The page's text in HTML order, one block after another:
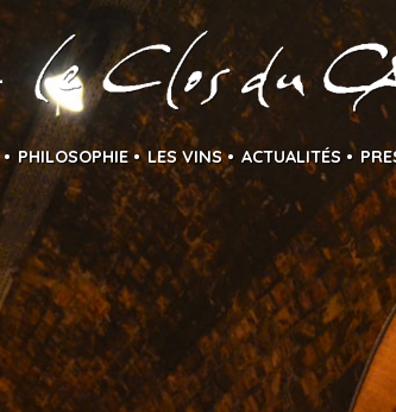
PHILOSOPHIE LES VINS ACTUALITÉS